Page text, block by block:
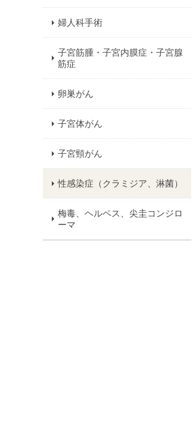
婦人科手術
子宮筋腫・子宮内膜症・子宮腺
筋症
卵巣がん
子宮体がん
子宮頸がん
性感染症（クラミジア、淋菌）
梅毒、ヘルペス、尖圭コンジロ
ーマ